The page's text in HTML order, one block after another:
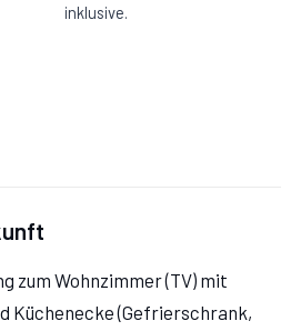
inklusive.
zum Wohnzimmer (TV) mit
Küchenecke (Gefrierschrank,